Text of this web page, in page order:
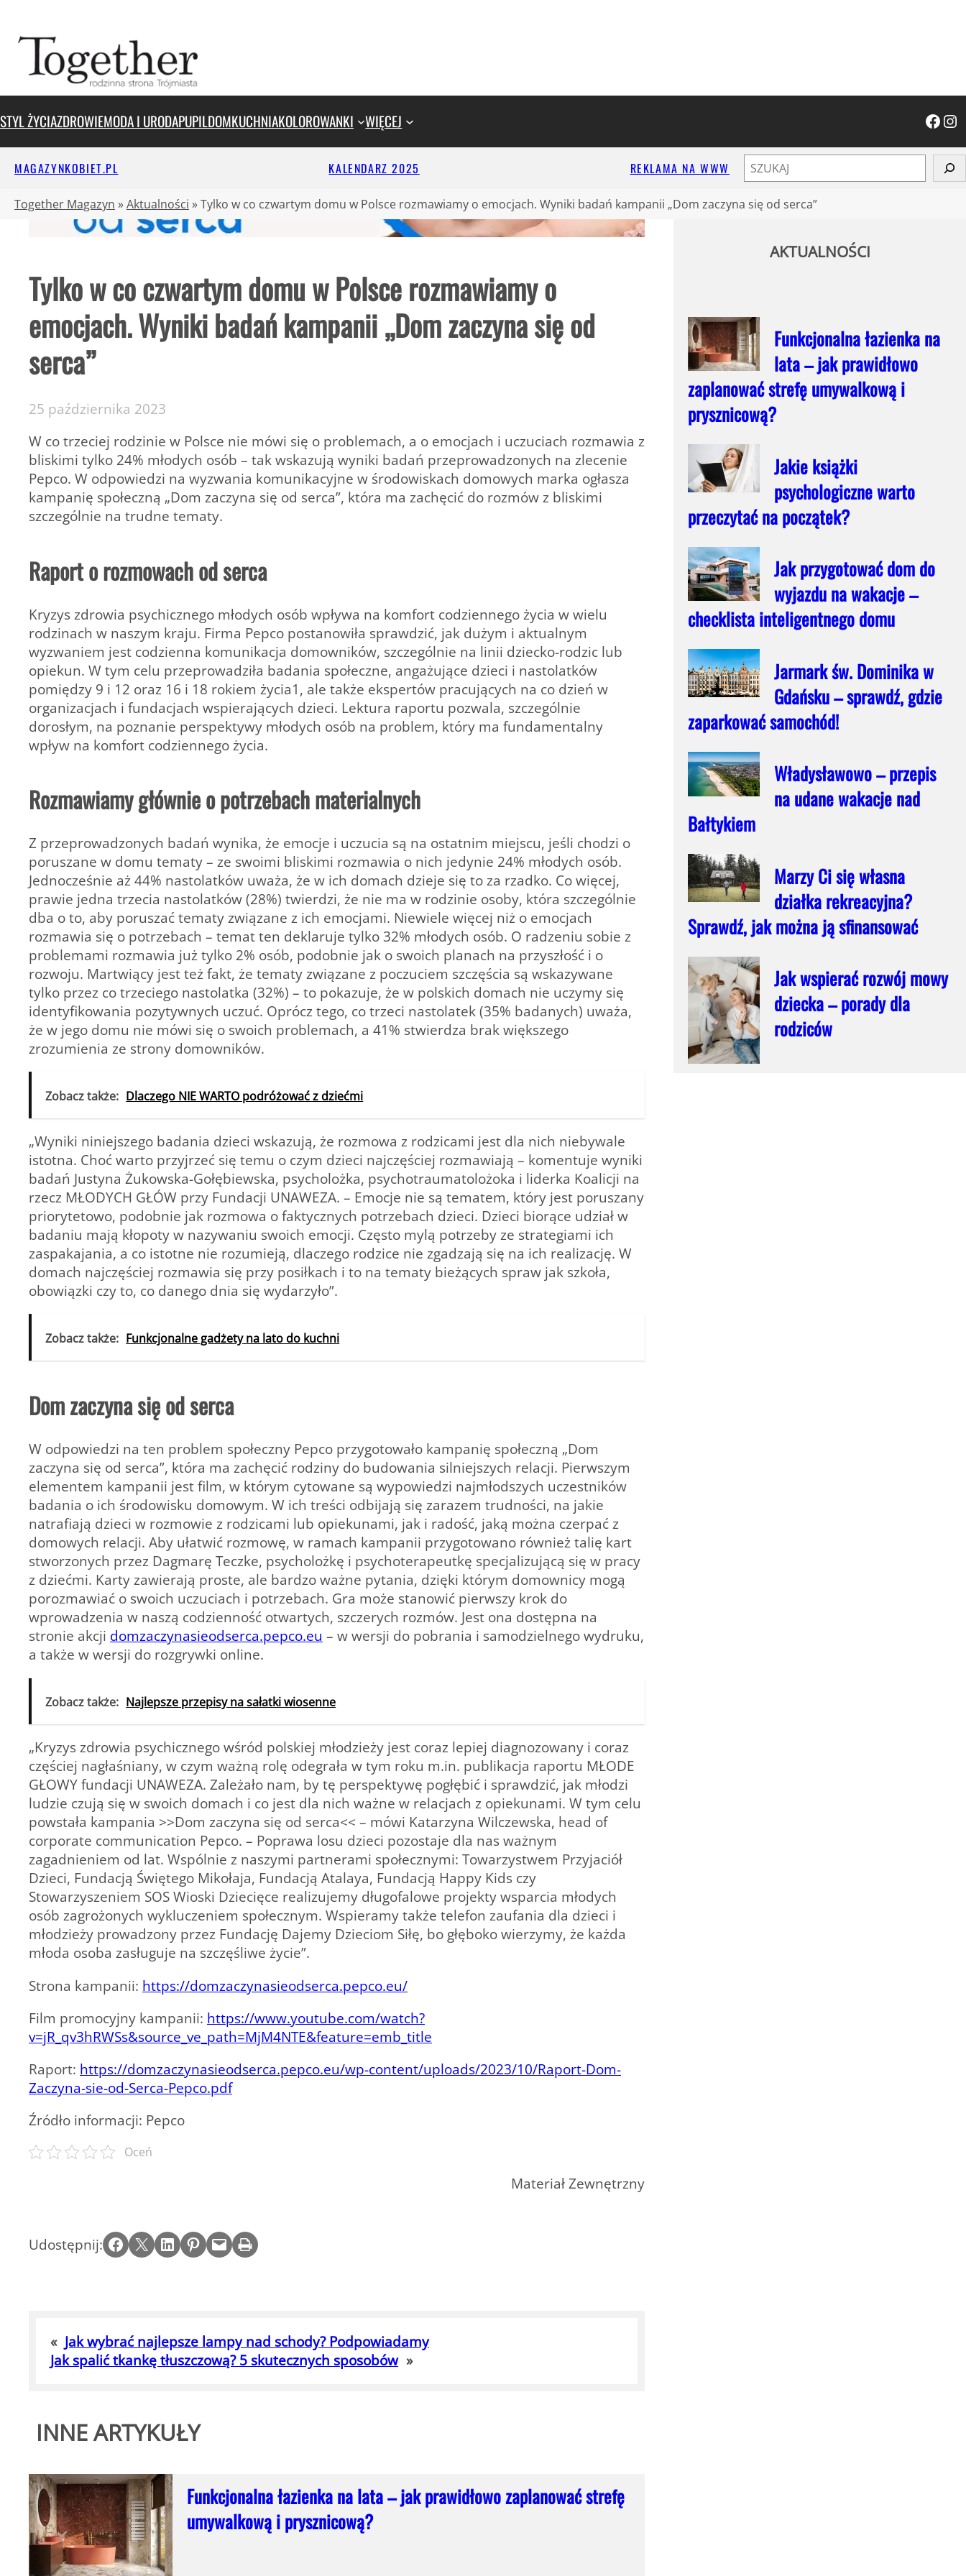
treści
STYL ŻYCIAZDROWIEMODA I URODAPUPILDOMKUCHNIAKOLOROWANKI WIĘCEJ Facebook Instagram
MAGAZYNKOBIET.PL KALENDARZ 2025 REKLAMA NA WWW
z
u
Together Magazyn »Aktualności »Tylko w co czwartym domu w Polsce rozmawiamy o emocjach. Wyniki badań kampanii „Dom zaczyna się od serca”
Tylko w co czwartym domu w Polsce rozmawiamy o
emocjach. Wyniki badań kampanii „Dom zaczyna się od
serca”
25 października 2023
W co trzeciej rodzinie w Polsce nie mówi się o problemach, a o emocjach i uczuciach rozmawia z
bliskimi tylko 24% młodych osób – tak wskazują wyniki badań przeprowadzonych na zlecenie
Pepco. W odpowiedzi na wyzwania komunikacyjne w środowiskach domowych marka ogłasza
kampanię społeczną „Dom zaczyna się od serca”, która ma zachęcić do rozmów z bliskimi
szczególnie na trudne tematy.
Raport o rozmowach od serca
Kryzys zdrowia psychicznego młodych osób wpływa na komfort codziennego życia w wielu
rodzinach w naszym kraju. Firma Pepco postanowiła sprawdzić, jak dużym i aktualnym
wyzwaniem jest codzienna komunikacja domowników, szczególnie na linii dziecko-rodzic lub
opiekun. W tym celu przeprowadziła badania społeczne, angażujące dzieci i nastolatków
pomiędzy 9 i 12 oraz 16 i 18 rokiem życia1, ale także ekspertów pracujących na co dzień w
organizacjach i fundacjach wspierających dzieci. Lektura raportu pozwala, szczególnie
dorosłym, na poznanie perspektywy młodych osób na problem, który ma fundamentalny
wpływ na komfort codziennego życia.
Rozmawiamy głównie o potrzebach materialnych
Z przeprowadzonych badań wynika, że emocje i uczucia są na ostatnim miejscu, jeśli chodzi o
poruszane w domu tematy – ze swoimi bliskimi rozmawia o nich jedynie 24% młodych osób.
Jednocześnie aż 44% nastolatków uważa, że w ich domach dzieje się to za rzadko. Co więcej,
prawie jedna trzecia nastolatków (28%) twierdzi, że nie ma w rodzinie osoby, która szczególnie
dba o to, aby poruszać tematy związane z ich emocjami. Niewiele więcej niż o emocjach
rozmawia się o potrzebach – temat ten deklaruje tylko 32% młodych osób. O radzeniu sobie z
problemami rozmawia już tylko 2% osób, podobnie jak o swoich planach na przyszłość i o
rozwoju. Martwiący jest też fakt, że tematy związane z poczuciem szczęścia są wskazywane
tylko przez co trzeciego nastolatka (32%) – to pokazuje, że w polskich domach nie uczymy się
identyfikowania pozytywnych uczuć. Oprócz tego, co trzeci nastolatek (35% badanych) uważa,
że w jego domu nie mówi się o swoich problemach, a 41% stwierdza brak większego
zrozumienia ze strony domowników.
Zobacz także: Dlaczego NIE WARTO podróżować z dziećmi
„Wyniki niniejszego badania dzieci wskazują, że rozmowa z rodzicami jest dla nich niebywale
istotna. Choć warto przyjrzeć się temu o czym dzieci najczęściej rozmawiają – komentuje wyniki
badań Justyna Żukowska-Gołębiewska, psycholożka, psychotraumatolożoka i liderka Koalicji na
rzecz MŁODYCH GŁÓW przy Fundacji UNAWEZA. – Emocje nie są tematem, który jest poruszany
priorytetowo, podobnie jak rozmowa o faktycznych potrzebach dzieci. Dzieci biorące udział w
badaniu mają kłopoty w nazywaniu swoich emocji. Często mylą potrzeby ze strategiami ich
zaspakajania, a co istotne nie rozumieją, dlaczego rodzice nie zgadzają się na ich realizację. W
domach najczęściej rozmawia się przy posiłkach i to na tematy bieżących spraw jak szkoła,
obowiązki czy to, co danego dnia się wydarzyło”.
Zobacz także: Funkcjonalne gadżety na lato do kuchni
Dom zaczyna się od serca
W odpowiedzi na ten problem społeczny Pepco przygotowało kampanię społeczną „Dom
zaczyna się od serca”, która ma zachęcić rodziny do budowania silniejszych relacji. Pierwszym
elementem kampanii jest film, w którym cytowane są wypowiedzi najmłodszych uczestników
badania o ich środowisku domowym. W ich treści odbijają się zarazem trudności, na jakie
natrafiają dzieci w rozmowie z rodzicami lub opiekunami, jak i radość, jaką można czerpać z
domowych relacji. Aby ułatwić rozmowę, w ramach kampanii przygotowano również talię kart
stworzonych przez Dagmarę Teczke, psycholożkę i psychoterapeutkę specjalizującą się w pracy
z dziećmi. Karty zawierają proste, ale bardzo ważne pytania, dzięki którym domownicy mogą
porozmawiać o swoich uczuciach i potrzebach. Gra może stanowić pierwszy krok do
wprowadzenia w naszą codzienność otwartych, szczerych rozmów. Jest ona dostępna na
stronie akcji domzaczynasieodserca.pepco.eu – w wersji do pobrania i samodzielnego wydruku,
a także w wersji do rozgrywki online.
Zobacz także: Najlepsze przepisy na sałatki wiosenne
„Kryzys zdrowia psychicznego wśród polskiej młodzieży jest coraz lepiej diagnozowany i coraz
częściej nagłaśniany, w czym ważną rolę odegrała w tym roku m.in. publikacja raportu MŁODE
GŁOWY fundacji UNAWEZA. Zależało nam, by tę perspektywę pogłębić i sprawdzić, jak młodzi
ludzie czują się w swoich domach i co jest dla nich ważne w relacjach z opiekunami. W tym celu
powstała kampania >>Dom zaczyna się od serca<< – mówi Katarzyna Wilczewska, head of
corporate communication Pepco. – Poprawa losu dzieci pozostaje dla nas ważnym
zagadnieniem od lat. Wspólnie z naszymi partnerami społecznymi: Towarzystwem Przyjaciół
Dzieci, Fundacją Świętego Mikołaja, Fundacją Atalaya, Fundacją Happy Kids czy
Stowarzyszeniem SOS Wioski Dziecięce realizujemy długofalowe projekty wsparcia młodych
osób zagrożonych wykluczeniem społecznym. Wspieramy także telefon zaufania dla dzieci i
młodzieży prowadzony przez Fundację Dajemy Dzieciom Siłę, bo głęboko wierzymy, że każda
młoda osoba zasługuje na szczęśliwe życie”.
Strona kampanii: https://domzaczynasieodserca.pepco.eu/
Film promocyjny kampanii: https://www.youtube.com/watch?
v=jR_qv3hRWSs&source_ve_path=MjM4NTE&feature=emb_title
Raport: https://domzaczynasieodserca.pepco.eu/wp-content/uploads/2023/10/Raport-Dom-
Zaczyna-sie-od-Serca-Pepco.pdf
Źródło informacji: Pepco
Oceń
Materiał Zewnętrzny
Udostępnij: Share on Facebook Email this Page Share on LinkedIn Share on Pinterest Email this Page Print this Page
« Jak wybrać najlepsze lampy nad schody? Podpowiadamy
Jak spalić tkankę tłuszczową? 5 skutecznych sposobów »
INNE ARTYKUŁY
Funkcjonalna łazienka na lata – jak prawidłowo zaplanować strefę
umywalkową i prysznicową?
AKTUALNOŚCI
Funkcjonalna łazienka na
lata – jak prawidłowo
zaplanować strefę umywalkową i
prysznicową?
Jakie książki
psychologiczne warto
przeczytać na początek?
Jak przygotować dom do
wyjazdu na wakacje –
checklista inteligentnego domu
Jarmark św. Dominika w
Gdańsku – sprawdź, gdzie
zaparkować samochód!
Władysławowo – przepis
na udane wakacje nad
Bałtykiem
Marzy Ci się własna
działka rekreacyjna?
Sprawdź, jak można ją sfinansować
Jak wspierać rozwój mowy
dziecka – porady dla
rodziców